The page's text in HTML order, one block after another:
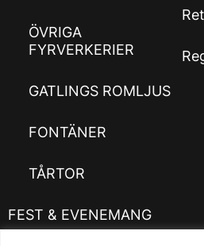
ÖVRIGA
FYRVERKERIER
GATLINGS ROMLJUS
FONTÄNER
TÅRTOR
FEST & EVENEMANG